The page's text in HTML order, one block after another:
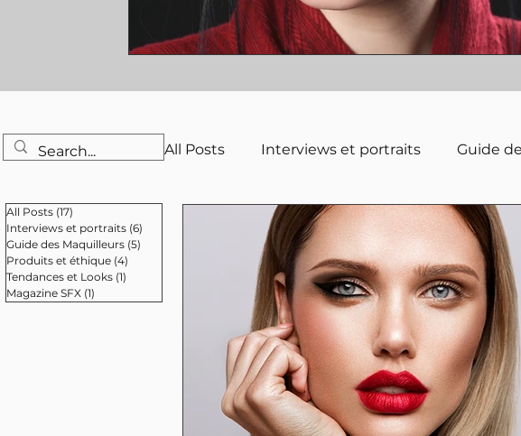
All Posts (17)
Interviews et portraits (6)
Guide des Maquilleurs (5)
Produits et éthique (4)
Tendances et Looks (1)
Magazine SFX (1)
All Posts Interviews et portraits Guide
Magazine SFX